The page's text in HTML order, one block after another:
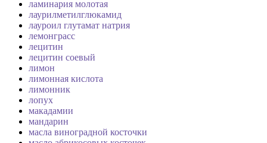
ламинария молотая
лаурилметилглюкамид
лауроил глутамат натрия
лемонграсс
лецитин
лецитин соевый
лимон
лимонная кислота
лимонник
лопух
макадамии
мандарин
масла виноградной косточки